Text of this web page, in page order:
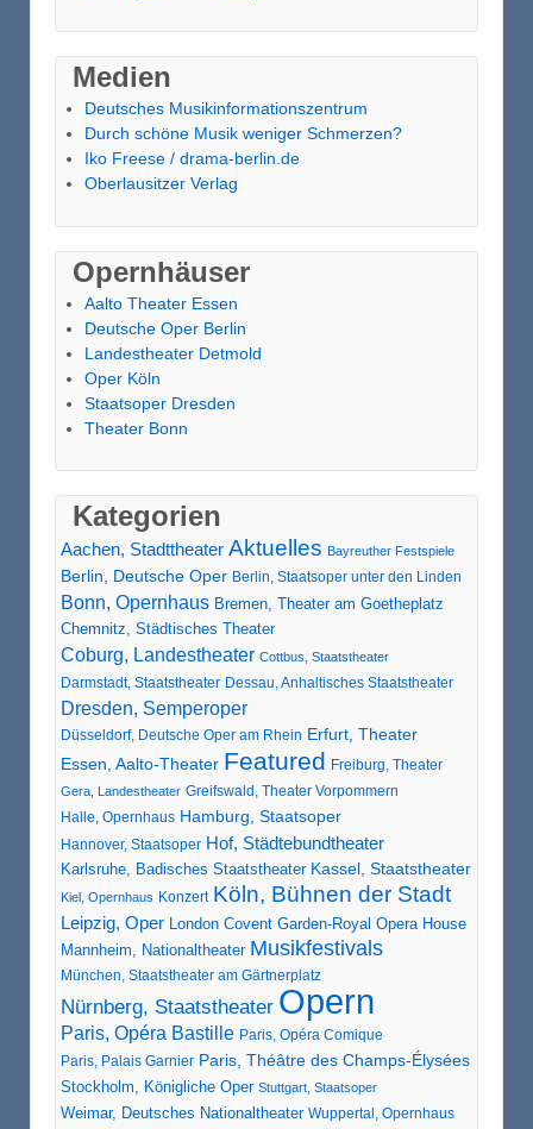
Medien
Deutsches Musikinformationszentrum
Durch schöne Musik weniger Schmerzen?
Iko Freese / drama-berlin.de
Oberlausitzer Verlag
Opernhäuser
Aalto Theater Essen
Deutsche Oper Berlin
Landestheater Detmold
Oper Köln
Staatsoper Dresden
Theater Bonn
Kategorien
Aachen, Stadttheater Aktuelles Bayreuther Festspiele
Berlin, Deutsche Oper Berlin, Staatsoper unter den Linden
Bonn, Opernhaus Bremen, Theater am Goetheplatz
Chemnitz, Städtisches Theater
Coburg, Landestheater Cottbus, Staatstheater
Darmstadt, Staatstheater Dessau, Anhaltisches Staatstheater
Dresden, Semperoper
Düsseldorf, Deutsche Oper am Rhein Erfurt, Theater
Essen, Aalto-Theater Featured Freiburg, Theater
Gera, Landestheater Greifswald, Theater Vorpommern
Halle, Opernhaus Hamburg, Staatsoper
Hannover, Staatsoper Hof, Städtebundtheater
Karlsruhe, Badisches Staatstheater Kassel, Staatstheater
Kiel, Opernhaus Konzert Köln, Bühnen der Stadt
Leipzig, Oper London Covent Garden-Royal Opera House
Mannheim, Nationaltheater Musikfestivals
München, Staatstheater am Gärtnerplatz
Nürnberg, Staatstheater Opern
Paris, Opéra Bastille Paris, Opéra Comique
Paris, Palais Garnier Paris, Théâtre des Champs-Élysées
Stockholm, Königliche Oper Stuttgart, Staatsoper
Weimar, Deutsches Nationaltheater Wuppertal, Opernhaus